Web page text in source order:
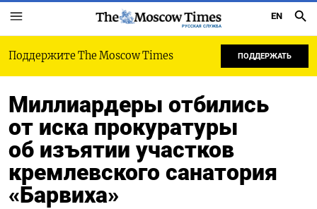
РУССКАЯ СЛУЖБА
EN
Поддержите The Moscow Times ПОДДЕРЖАТЬ
Миллиардеры отбились
от иска прокуратуры
об изъятии участков
кремлевского санатория
«Барвиха»